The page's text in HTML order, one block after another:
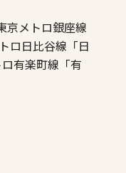
京メトロ銀座線
ロ日比谷線「日
有楽町線「有